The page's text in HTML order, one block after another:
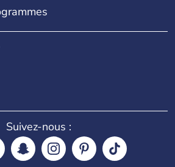
Suivez-nous :